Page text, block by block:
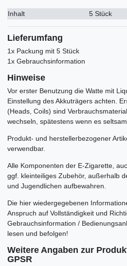
Inhalt 5 Stück
Lieferumfang
1x Packung mit 5 Stück
1x Gebrauchsinformation
Hinweise
Vor erster Benutzung die Watte mit
Einstellung des Akkuträgers achten.
(Heads, Coils) sind
wechseln, spätestens wenn es
Produkt- und herstellerbezogener
verwendbar.
Alle Komponenten der E-Zigarette,
ggf. kleinteiliges Zubehör, außerhalb
und Jugendlichen aufbewahren.
Die hier wiedergegebenen
Anspruch auf Vollständigkeit und
Gebrauchsinformation /
lesen und befolgen!
Weitere Angaben zur
GPSR